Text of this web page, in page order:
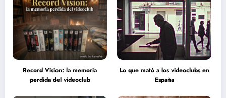
Record Vision: la memoria
perdida del videoclub
Lo que mató a los videoclubs en
España